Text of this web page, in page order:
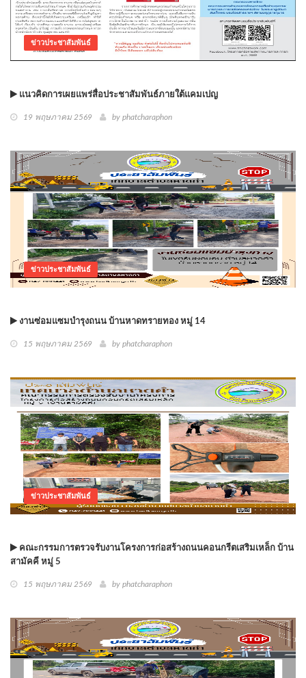
ข่าวประชาสัมพันธ์
แนวคิดการเผยแพร่สื่อประชาสัมพันธ์ภายใต้แคมเปญ
19 พฤษภาคม 2569 by phatcharaphon
ข่าวประชาสัมพันธ์
งานซ่อมแซมบำรุงถนน บ้านหาดทรายทอง หมู่ 14
15 พฤษภาคม 2569 by phatcharaphon
ข่าวประชาสัมพันธ์
คณะกรรมการตรวจรับงานโครงการก่อสร้างถนนคอนกรีตเสริมเหล็ก บ้าน
สามัคคี หมู่ 5
15 พฤษภาคม 2569 by phatcharaphon